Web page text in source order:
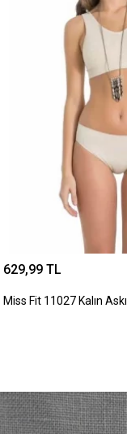
629,99 TL
Miss Fit 11027 Kalın